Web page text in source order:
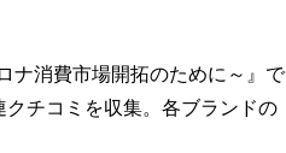
ナ消費市場開拓のために～』で
チコミを収集。各ブランドの